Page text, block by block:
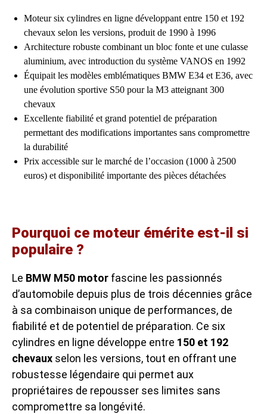
Moteur six cylindres en ligne développant entre 150 et 192
chevaux selon les versions, produit de 1990 à 1996
Architecture robuste combinant un bloc fonte et une culasse
aluminium, avec introduction du système VANOS en 1992
Équipait les modèles emblématiques BMW E34 et E36, avec
une évolution sportive S50 pour la M3 atteignant 300
chevaux
Excellente fiabilité et grand potentiel de préparation
permettant des modifications importantes sans compromettre
la durabilité
Prix accessible sur le marché de l’occasion (1000 à 2500
euros) et disponibilité importante des pièces détachées
Pourquoi ce moteur émérite est-il si
populaire ?
Le BMW M50 motor fascine les passionnés
d’automobile depuis plus de trois décennies grâce
à sa combinaison unique de performances, de
fiabilité et de potentiel de préparation. Ce six
cylindres en ligne développe entre 150 et 192
chevaux selon les versions, tout en offrant une
robustesse légendaire qui permet aux
propriétaires de repousser ses limites sans
compromettre sa longévité.